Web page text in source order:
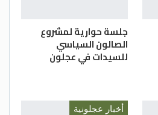
جلسة حوارية لمشروع
الصالون السياسي
للسيدات في عجلون
أخبار عجلونية